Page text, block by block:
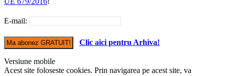
E-mail:
Clic aici pentru Arhiva!
Versiune mobile
Acest site foloseste cookies. Prin navigarea pe acest site, va